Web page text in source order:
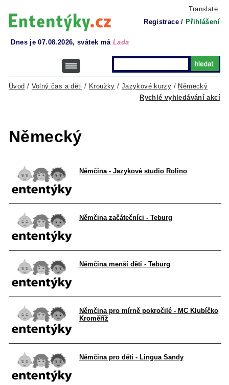
Translate
Registrace / Přihlášení
Dnes je 07.08.2026, svátek má Lada
Rychlé vyhledávání akcí
Úvod / Volný čas a děti / Kroužky / Jazykové kurzy / Německý
Německý
Němčina - Jazykové studio Rolino
Němčina začátečníci - Teburg
Němčina menší děti - Teburg
Němčina pro mírně pokročilé - MC Klubíčko
Kroměříž
Němčina pro děti - Lingua Sandy